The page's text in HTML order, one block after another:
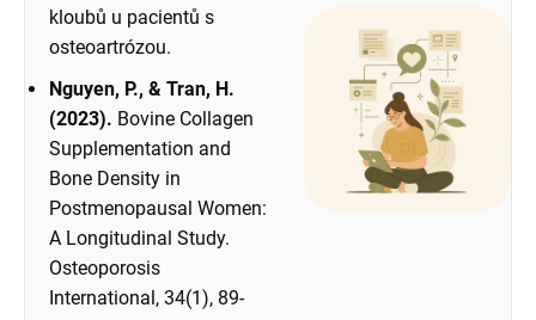
kloubů u pacientů s
osteoartrózou.
Nguyen, P., & Tran, H.
(2023). Bovine Collagen
Supplementation and
Bone Density in
Postmenopausal Women:
A Longitudinal Study.
Osteoporosis
International, 34(1), 89-